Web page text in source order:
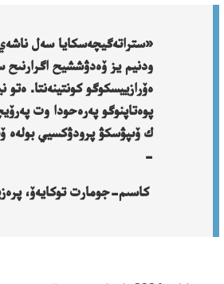
«ستراتەگيچەسكايا سەل
ودنيم يز ۆەدۋششيح اگرارنىح
ەۆرازييسكوگو كونتينەنتا. ەتو
پوەتاپنوگو پەرەحودا وت
ك ۆىپۋسكۋ پرودۋكسيي بولەە
-
كاسىم-جومارت توكايەۆ،